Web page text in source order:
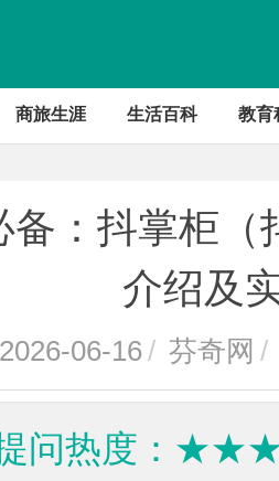
商旅生涯 生活百科 教育
备：抖掌柜
介绍及
2026-06-16/ 芬奇网 /
问热度：